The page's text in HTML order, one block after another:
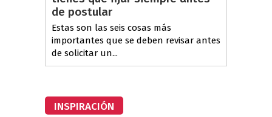
de postular
Estas son las seis cosas más
importantes que se deben revisar antes
de solicitar un...
INSPIRACIÓN